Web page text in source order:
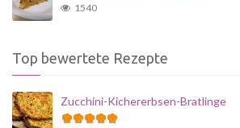
1540
Top bewertete Rezepte
Zucchini-Kichererbsen-Bratlinge